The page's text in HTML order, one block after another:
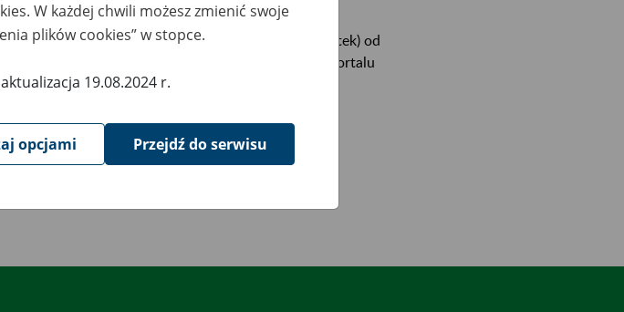
prac serwisowych 26 kwietnia 2019 r. (piątek) od
wystąpić chwilowe ograniczenia w dostępie do portalu
jego funkcji.
W każdej chwili możesz zmienić swoje
plików cookies” w stopce.
19.08.2024 r.
opcjami Przejdź do serwisu